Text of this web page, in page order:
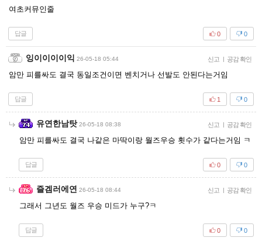
여초커뮤인줄
답글 0
0
잉이이이이익 26-05-18 05:44 신고 | 공감 확인
암만 피를싸도 결국 동일조건이면 벤치거나 선발도 안된다는거임
답글 0
1
유연한남탓 26-05-18 08:38 신고 | 공감 확인
암만 피를싸도 결국 나같은 마딱이랑 월즈우승 횟수가 같다는거임 ㅋ
답글 0
0
즐겜러에연 26-05-18 08:44 신고 | 공감 확인
그래서 그년도 월즈 우승 미드가 누구?ㅋ
답글 0
0